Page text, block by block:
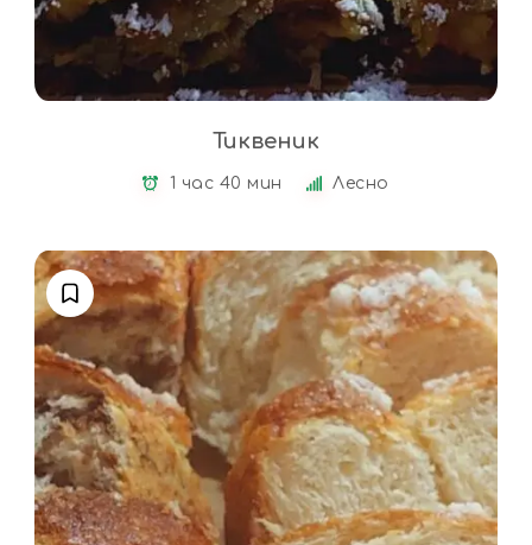
Тиквеник
1 час 40 мин Лесно